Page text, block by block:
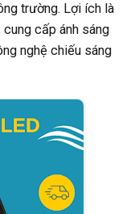
trường. Lợi ích là
cấp ánh sáng
nghệ chiếu sáng